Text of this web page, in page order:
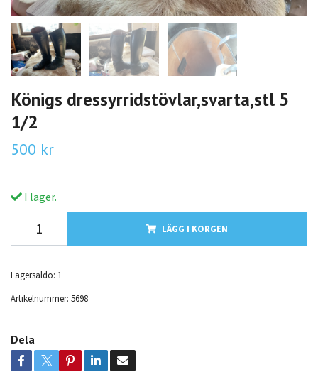
Königs dressyrridstövlar,svarta,stl 5
1/2
500 kr
I lager.
LÄGG I KORGEN
Lagersaldo: 1
Artikelnummer: 5698
Dela